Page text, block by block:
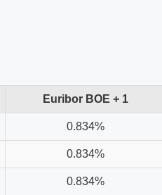
Euribor BOE + 1
0.834%
0.834%
0.834%